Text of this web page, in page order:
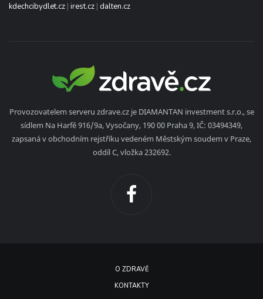
kdechcibydlet.cz irest.cz dalten.cz
Provozovatelem serveru zdrave.cz je DIAMANTAN investment s.r.o., se
sídlem Na Harfě 916/9a, Vysočany, 190 00 Praha 9, IČ: 03494349,
zapsaná v obchodním rejstříku vedeném Městským soudem v Praze,
oddíl C, vložka 232692.
O ZDRAVĚ
KONTAKTY